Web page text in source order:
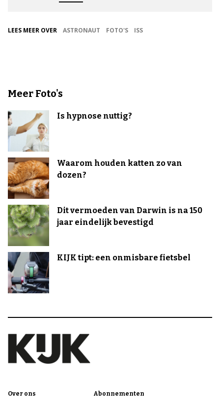
LEES MEER OVER ASTRONAUT FOTO'S ISS
Meer Foto's
Is hypnose nuttig?
Waarom houden katten zo van
dozen?
Dit vermoeden van Darwin is na 150
jaar eindelijk bevestigd
KIJK tipt: een onmisbare fietsbel
Over ons Abonnementen